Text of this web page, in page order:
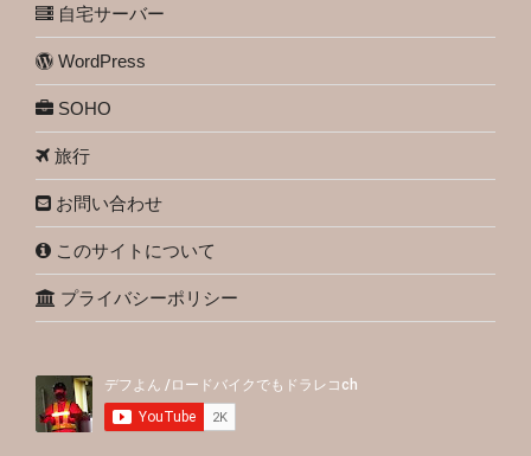
自宅サーバー
WordPress
SOHO
旅行
お問い合わせ
このサイトについて
プライバシーポリシー